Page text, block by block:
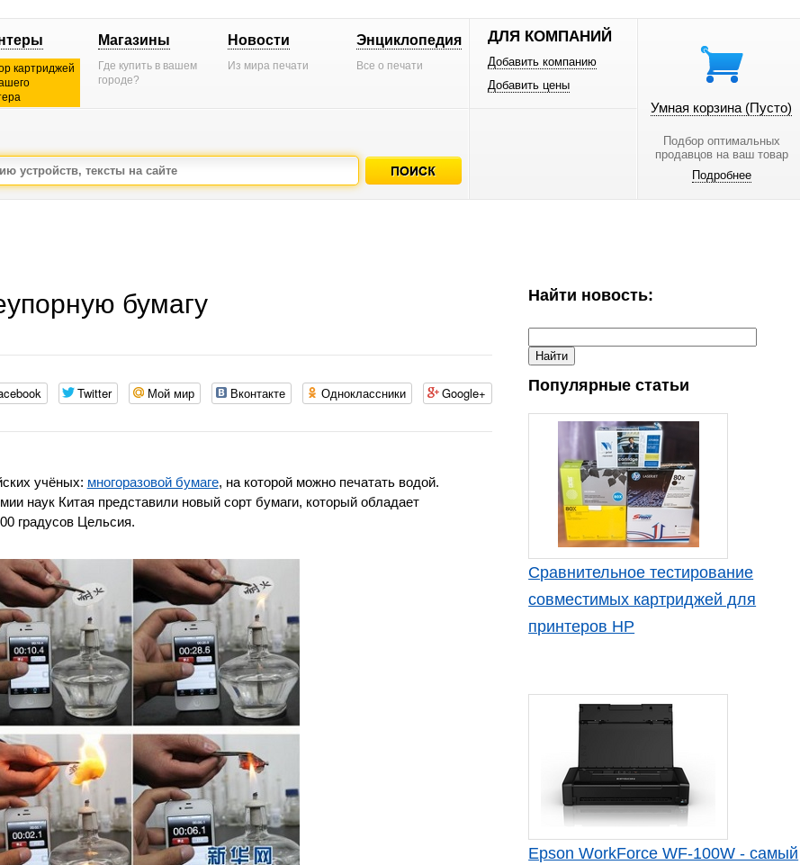
картриджей
Магазины
Где купить в вашем
городе?
Новости
Из мира печати
Энциклопедия
Все о печати
ДЛЯ КОМПАНИЙ
Добавить компанию
Добавить цены
Умная корзина (Пусто)
Подбор оптимальных
продавцов на ваш товар
Подробнее
бумагу
Twitter Мой мир Вконтакте Одноклассники Google+
учёных: многоразовой бумаге, на которой можно печатать водой.
наук Китая представили новый сорт бумаги, который обладает
градусов Цельсия.
Найти новость:
Популярные статьи
Сравнительное тестирование
совместимых картриджей для
принтеров HP
Epson WorkForce WF-100W - самый